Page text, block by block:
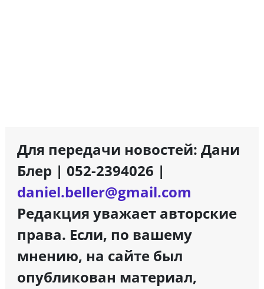
Для передачи новостей: Дани
Блер | 052-2394026 |
daniel.beller@gmail.com
Редакция уважает авторские
права. Если, по вашему
мнению, на сайте был
опубликован материал,